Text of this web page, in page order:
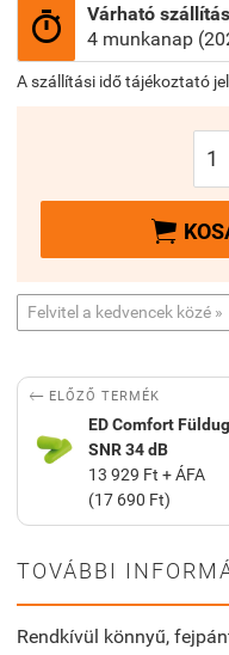

Várható
4 munkanap
A szállítási idő tájékoztató

Felvitel a kedvencek közé »
 ELŐZŐ TERMÉK
ED Comfort
SNR 34 dB
13 929 Ft + ÁFA
(17 690 Ft)
TOVÁBBI
Rendkívül könnyű,